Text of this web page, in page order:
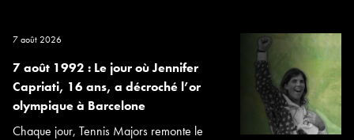
7 août 2026
7 août 1992 : Le jour où Jennifer
Capriati, 16 ans, a décroché l’or
olympique à Barcelone
Chaque jour, Tennis Majors remonte le